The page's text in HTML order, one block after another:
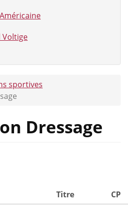
Voltige
sportives
Dressage
Titre
CP